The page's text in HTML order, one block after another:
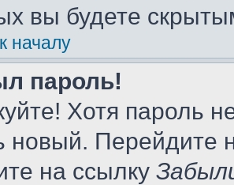
вы будете
началу
пароль!
Хотя пароль
новый. Перейдите
на ссылку